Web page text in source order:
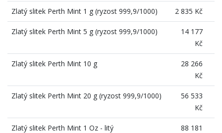
Zlatý slitek Perth Mint 1 g (ryzost 999,9/1000) 2 835 Kč
Zlatý slitek Perth Mint 5 g (ryzost 999,9/1000)
14 177
Kč
Zlatý slitek Perth Mint 10 g
28 266
Kč
Zlatý slitek Perth Mint 20 g (ryzost 999,9/1000)
56 533
Kč
Zlatý slitek Perth Mint 1 Oz - litý
88 181